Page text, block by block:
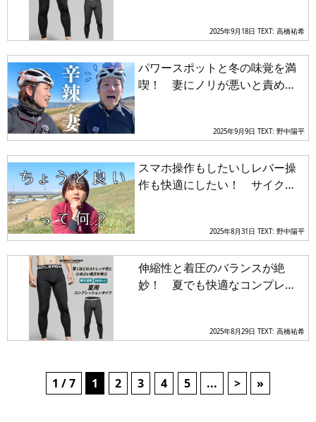
2025年9月18日 TEXT: 高橋祐希
パワースポットと冬の味覚を満
喫！ 妻にノリが悪いと責めら
2025年9月9日 TEXT: 野中陽平
スマホ操作もしたいしレバー操
作も快適にしたい！ サイクリ
2025年8月31日 TEXT: 野中陽平
伸縮性と着圧のバランスが絶
妙！ 夏でも快適なコンプレッ
2025年8月29日 TEXT: 高橋祐希
1 / 7 1 2 3 4 5 ... > »